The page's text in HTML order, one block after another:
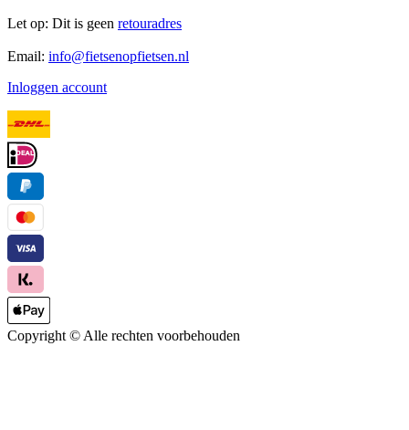
Let op: Dit is geen retouradres
Email: info@fietsenopfietsen.nl
Inloggen account
Copyright © Alle rechten voorbehouden